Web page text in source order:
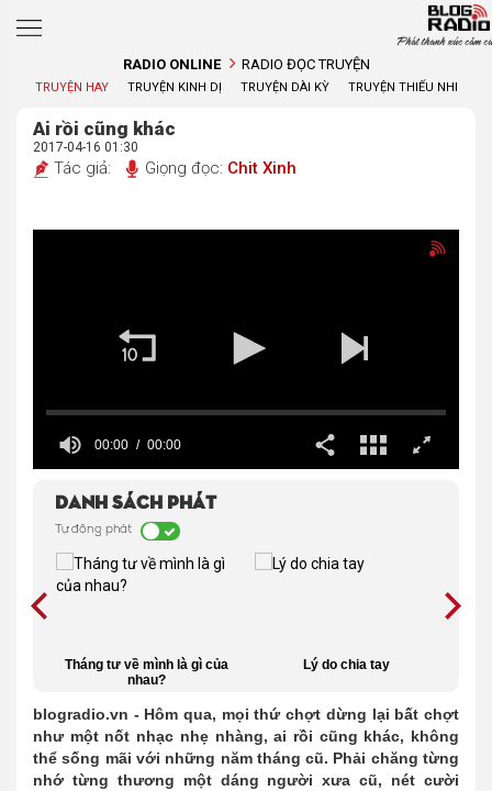
Phát thanh xúc cảm
RADIO ONLINE RADIO ĐỌC TRUYỆN
TRUYỆN HAY TRUYỆN KINH DỊ TRUYỆN DÀI KỲ TRUYỆN THIẾU NHI
Ai rồi cũng khác
2017-04-16 01:30
Tác giả: Giọng đọc: Chit Xinh
00:00 00:00
Danh sách phát
Tự động phát
Tháng tư về mình là gì của
nhau?
Lý do chia tay
blogradio.vn - Hôm qua, mọi thứ chợt dừng lại bất chợt
như một nốt nhạc nhẹ nhàng, ai rồi cũng khác, không
thể sống mãi với những năm tháng cũ. Phải chăng từng
nhớ từng thương một dáng người xưa cũ, nét cười